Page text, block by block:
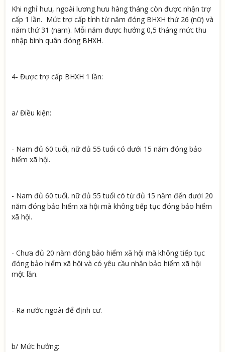
Khi nghỉ hưu, ngoài lương hưu hàng tháng còn được nhận trợ
cấp 1 lần. Mức trợ cấp tính từ năm đóng BHXH thứ 26 (nữ) và
năm thứ 31 (nam). Mỗi năm được hưởng 0,5 tháng mức thu
nhập bình quân đóng BHXH.
4- Được trợ cấp BHXH 1 lần:
a/ Điều kiện:
- Nam đủ 60 tuổi, nữ đủ 55 tuổi có dưới 15 năm đóng bảo
hiểm xã hội.
- Nam đủ 60 tuổi, nữ đủ 55 tuổi có từ đủ 15 năm đến dưới 20
năm đóng bảo hiểm xã hội mà không tiếp tục đóng bảo hiểm
xã hội.
- Chưa đủ 20 năm đóng bảo hiểm xã hội mà không tiếp tục
đóng bảo hiểm xã hội và có yêu cầu nhận bảo hiểm xã hội
một lần.
- Ra nước ngoài để định cư.
b/ Mức hưởng: